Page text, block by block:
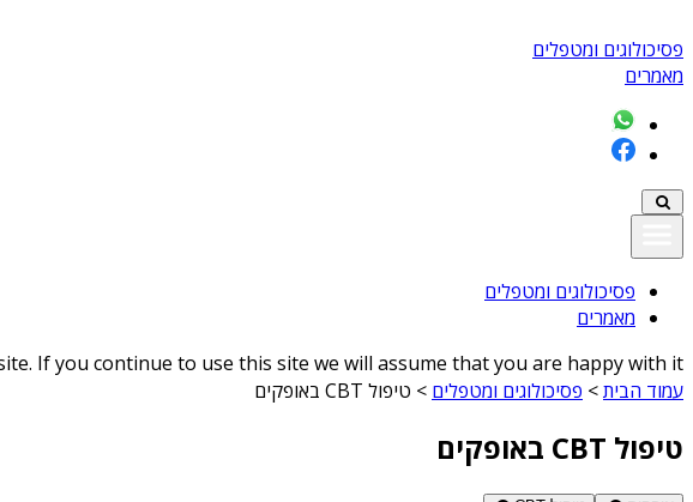
פסיכולוגים ומטפלים
מאמרים
פסיכולוגים ומטפלים
מאמרים
If you continue to use this site we will assume that you are happy with it
עמוד הבית> פסיכולוגים ומטפלים > טיפול CBT באופקים
טיפול CBT באופקים